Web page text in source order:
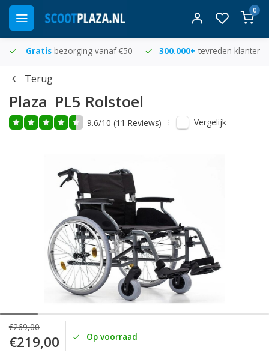
0
Gratis bezorging vanaf €50 300.000+ tevreden klanten
Terug
Plaza PL5 Rolstoel
9.6/10 (11 Reviews) Vergelijk
€269,00
€219,00 Op voorraad